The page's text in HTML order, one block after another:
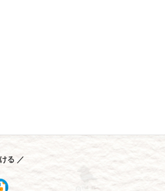
る ／